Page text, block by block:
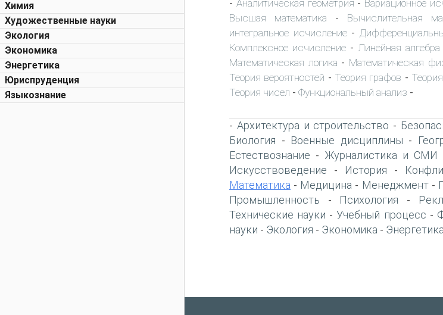
Химия
Художественные науки
Экология
Экономика
Энергетика
Юриспруденция
Языкознание
- Аналитическая геометрия - Вариационное
Высшая математика - Вычислительная
интегральное исчисление-
Комплексное исчисление - Линейная алгебра
Математическая логика - Математическая
Теория вероятностей - Теория графов -
Теория чисел - Функциональный анализ -
- Архитектура и строительство -
Биология - Военные дисциплины -
Естествознание - Журналистика и СМИ
Искусствоведение - История -
Математика - Медицина - Менеджмент-
Промышленность - Психология -
Технические науки -Учебный процесс -
науки - Экология - Экономика - Энергетика